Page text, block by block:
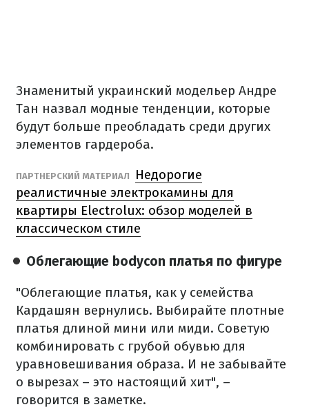
Знаменитый украинский модельер Андре
Тан назвал модные тенденции, которые
будут больше преобладать среди других
элементов гардероба.
ПАРТНЕРСКИЙ МАТЕРИАЛ
Недорогие
реалистичные электрокамины для
квартиры Electrolux: обзор моделей в
классическом стиле
Облегающие bodycon платья по фигуре
"Облегающие платья, как у семейства
Кардашян вернулись. Выбирайте плотные
платья длиной мини или миди. Советую
комбинировать с грубой обувью для
уравновешивания образа. И не забывайте
о вырезах – это настоящий хит", –
говорится в заметке.